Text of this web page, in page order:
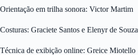
Orientação em trilha sonora: Victor Martim
Costuras: Graciete Santos e Elenyr de Souza
Técnica de exibição online: Greice Miotello